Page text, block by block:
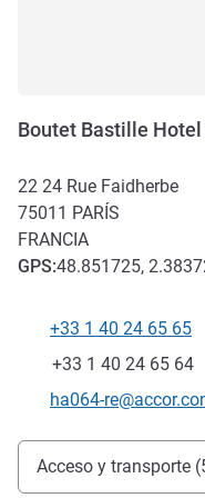
Boutet Bastille
22 24 Rue Faidherbe
75011 PARÍS
FRANCIA
GPS:48.851725,
Teléfono
+33 1 40 24 65 65
Fax
+33 1 40 24 65 64
Correo electrónico
ha064-
Acceso y transporte
Acceso y transporte